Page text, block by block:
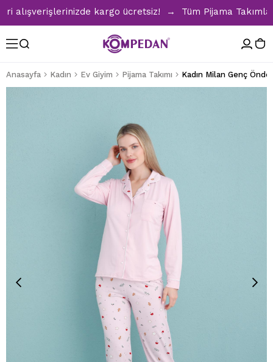
kargo ücretsiz! → Tüm Pijama
Anasayfa Kadın Ev Giyim Pijama Takımı